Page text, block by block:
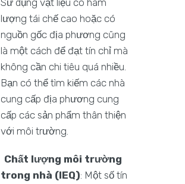
lượng tái chế cao hoặc có
nguồn gốc địa phương cũng
là một cách để đạt tín chỉ mà
không cần chi tiêu quá nhiều.
Bạn có thể tìm kiếm các nhà
cung cấp địa phương cung
cấp các sản phẩm thân thiện
với môi trường.
Chất lượng môi trường
trong nhà (IEQ): Một số tín